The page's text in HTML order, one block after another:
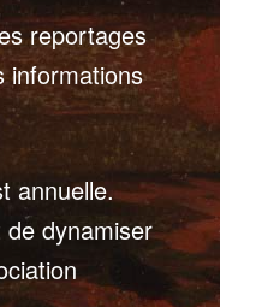
reportages
informations
annuelle.
dynamiser